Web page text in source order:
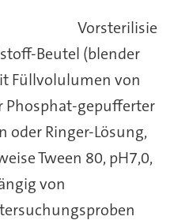
Vorsterilisie
Beutel (blender
Füllvolulumen von
Phosphat-gepufferter
oder Ringer-Lösung,
Tween 80, pH7,0,
von